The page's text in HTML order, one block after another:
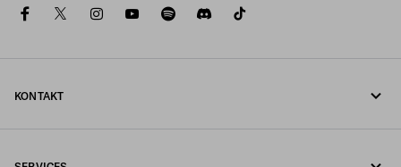
facebooktwitterinstagramyoutubespotifydiscord
KONTAKT